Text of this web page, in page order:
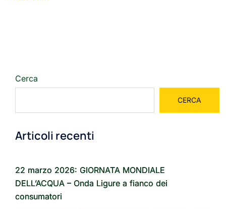
Cerca
CERCA
Articoli recenti
22 marzo 2026: GIORNATA MONDIALE
DELL’ACQUA – Onda Ligure a fianco dei
consumatori